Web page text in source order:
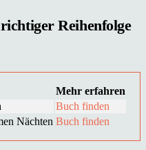
Reihenfolge
Mehr erfahren
Buch finden
Nächten Buch finden